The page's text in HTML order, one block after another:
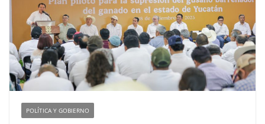
POLÍTICA Y GOBIERNO